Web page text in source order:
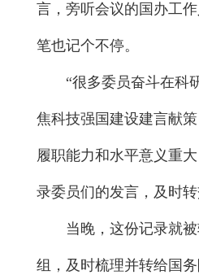
言，旁听会议的国办工
笔也记个不停。
“很多委员奋斗在科
焦科技强国建设建言献
履职能力和水平意义重
录委员们的发言，及时转
当晚，这份记录就
组，及时梳理并转给国务